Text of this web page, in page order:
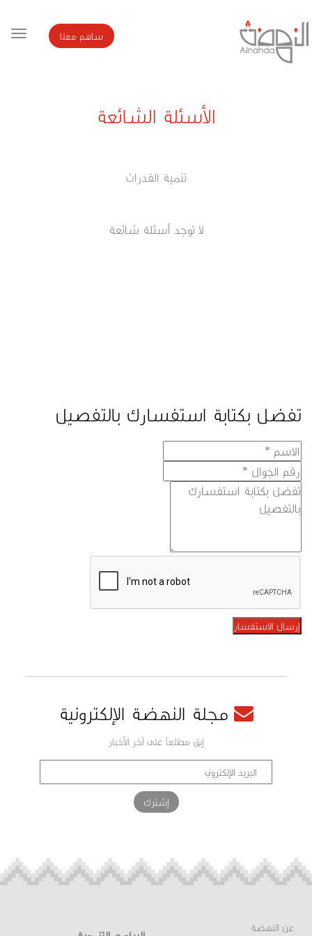
ساهم معنا
الأسئلة الشائعة
تنمية القدرات
لا توجد أسئلة شائعة
تفضل بكتابة استفسارك بالتفصيل
إرسال الاستفسار
مجلة النهضة الإلكترونية
إبق مطلعاً على آخر الأخبار
عن النهضة